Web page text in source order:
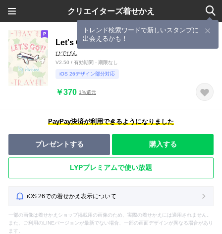
クリエイターズ着せかえ
トレンド検索ワードで新しいスタンプに
出会えるかも！
Let's GO by Airplane
ひでぴん
V2.50 / 有効期間 - 期限なし
iOS 26デザイン部分対応
￥370 1%還元
PayPay決済が利用できるようになりました
プレゼントする 購入する
LYPプレミアムで使い放題
iOS 26での着せかえ表示について
一部の画像は着せかえショップ掲載用の画像のため、実際の着せかえには適用されません。
また、ご利用のLINEバージョンが最新でない場合、一部の画面デザインが異なる場合があり
ます。